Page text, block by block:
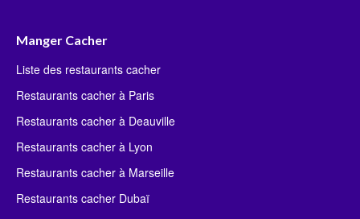
Manger Cacher
Liste des restaurants cacher
Restaurants cacher à Paris
Restaurants cacher à Deauville
Restaurants cacher à Lyon
Restaurants cacher à Marseille
Restaurants cacher Dubaï